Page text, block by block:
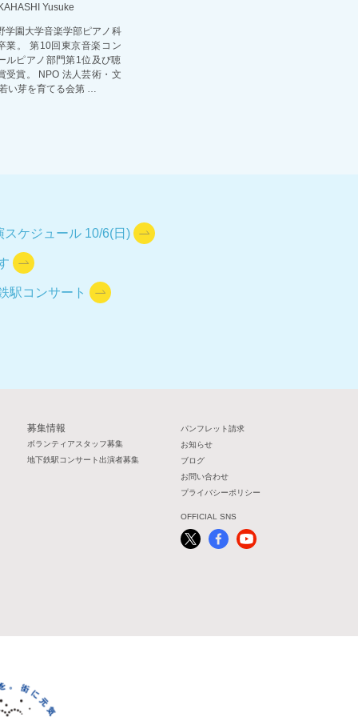
Yusuke
学園大学音楽学部ピアノ科
業。 第10回東京音楽コン
ルピアノ部門第1位及び聴
受賞。 NPO 法人芸術・文
い芽を育てる会第 …
スケジュール 10/6(日)
駅コンサート
募集情報
ボランティアスタッフ募集
地下鉄駅コンサート出演者募集
パンフレット請求
お知らせ
ブログ
お問い合わせ
プライバシーポリシー
OFFICIAL SNS